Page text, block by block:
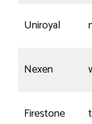
Uniroyal
Nexen
Firestone